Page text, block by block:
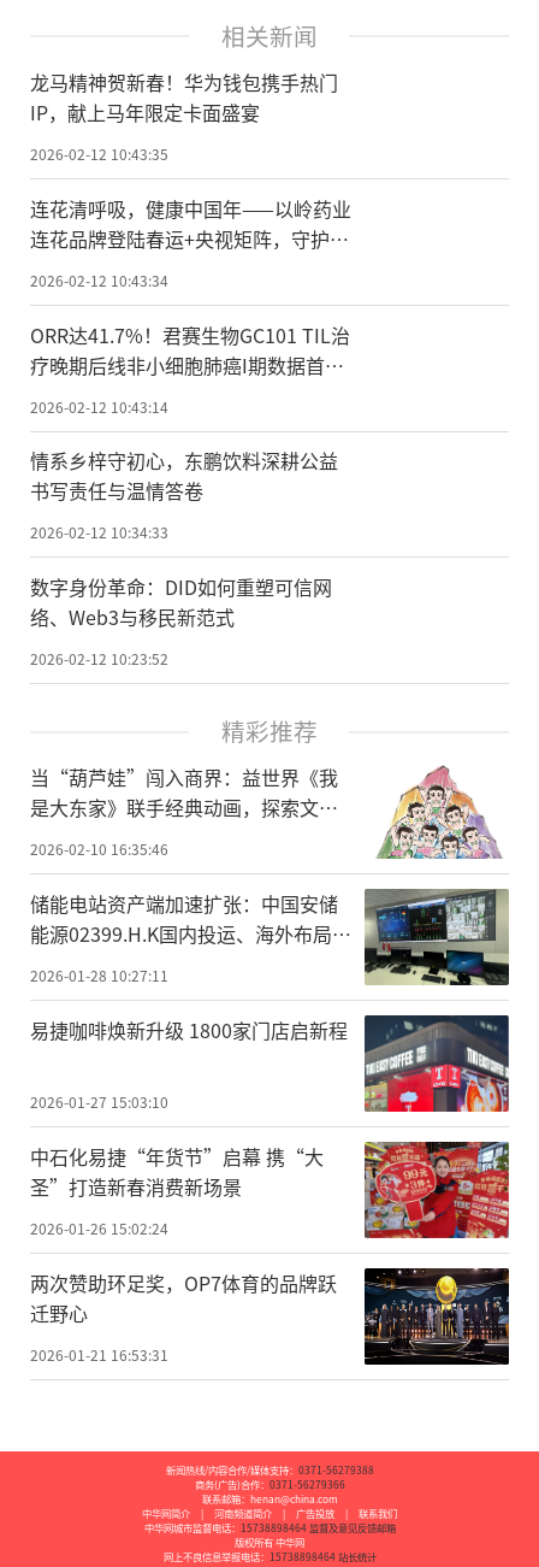
相关新闻
龙马精神贺新春！华为钱包携手热门
IP，献上马年限定卡面盛宴
2026-02-12 10:43:35
连花清呼吸，健康中国年——以岭药业
连花品牌登陆春运+央视矩阵，守护全
2026-02-12 10:43:34
ORR达41.7%！君赛生物GC101 TIL治
疗晚期后线非小细胞肺癌I期数据首次
2026-02-12 10:43:14
情系乡梓守初心，东鹏饮料深耕公益
书写责任与温情答卷
2026-02-12 10:34:33
数字身份革命：DID如何重塑可信网
络、Web3与移民新范式
2026-02-12 10:23:52
精彩推荐
当“葫芦娃”闯入商界：益世界《我
是大东家》联手经典动画，探索文化
IP联动新范式
2026-02-10 16:35:46
储能电站资产端加速扩张：中国安储
能源02399.H.K国内投运、海外布局同
步推进
2026-01-28 10:27:11
易捷咖啡焕新升级 1800家门店启新程
2026-01-27 15:03:10
中石化易捷“年货节”启幕 携“大
圣”打造新春消费新场景
2026-01-26 15:02:24
两次赞助环足奖，OP7体育的品牌跃
迁野心
2026-01-21 16:53:31
新闻热线/内容合作/媒体支持： 0371-56279388
商务(广告)合作： 0371-56279366
联系邮箱：henan@china.com
中华网简介
| 河南频道简介 | 广告投放 |
联系我们
中华网城市监督电话： 15738898464 监督及意见反馈邮箱
版权所有 中华网
网上不良信息举报电话： 15738898464 站长统计